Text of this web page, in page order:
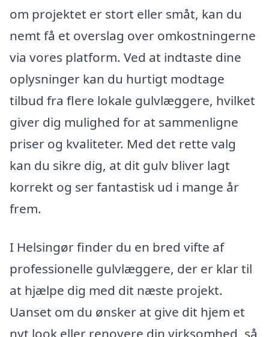
om projektet er stort eller småt, kan du
nemt få et overslag over omkostningerne
via vores platform. Ved at indtaste dine
oplysninger kan du hurtigt modtage
tilbud fra flere lokale gulvlæggere, hvilket
giver dig mulighed for at sammenligne
priser og kvaliteter. Med det rette valg
kan du sikre dig, at dit gulv bliver lagt
korrekt og ser fantastisk ud i mange år
frem.
I Helsingør finder du en bred vifte af
professionelle gulvlæggere, der er klar til
at hjælpe dig med dit næste projekt.
Uanset om du ønsker at give dit hjem et
nyt look eller renovere din virksomhed, så